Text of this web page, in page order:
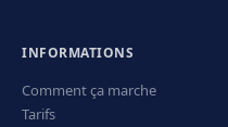
INFORMATIONS
Comment ça marche
Tarifs